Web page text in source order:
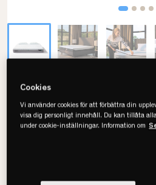
Tempur
Pro Plus CoolQuilt
• Fluffig & tryckavlastande
Cookies
Vi använder cookies för att förbättra din
visa dig personligt innehåll. Du kan tillåta
under cookie-inställningar. Information om